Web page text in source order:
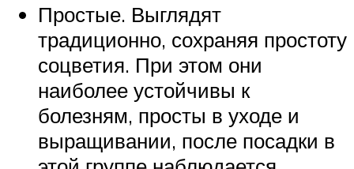
Простые. Выглядят
традиционно, сохраняя простоту
соцветия. При этом они
наиболее устойчивы к
болезням, просты в уходе и
выращивании, после посадки в